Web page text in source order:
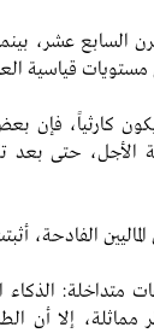
السابع عشر،
قياسية
كارثياً، فإن
حتى بعد
الفادحة،
متداخلة: الذكاء
إلا أن